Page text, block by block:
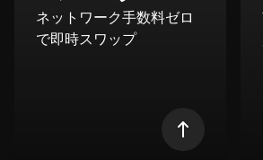
ネットワーク手数料ゼロ
で即時スワップ